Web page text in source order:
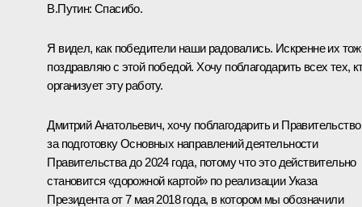
В.Путин: Спасибо.
Я видел, как победители наши радовались. Искренне их
поздравляю с этой победой. Хочу поблагодарить всех тех,
организует эту работу.
Дмитрий Анатольевич, хочу поблагодарить и Правительство
за подготовку Основных направлений деятельности
Правительства до 2024 года, потому что это действительно
становится «дорожной картой» по реализации Указа
Президента от 7 мая 2018 года, в котором мы обозначили